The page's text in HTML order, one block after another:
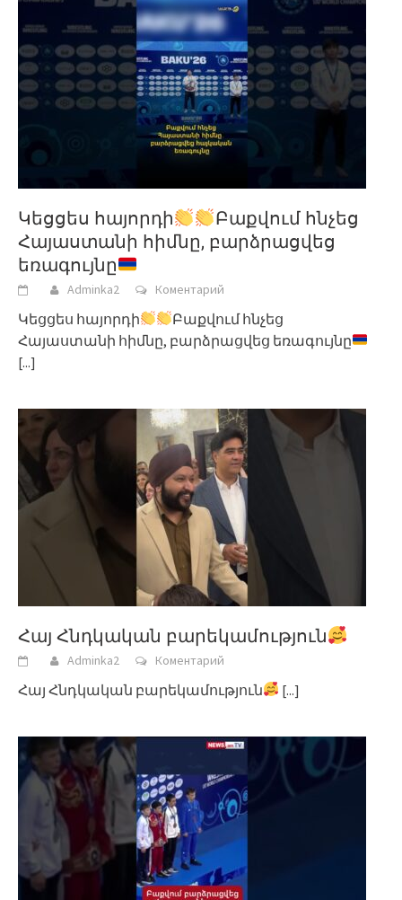
Կեցցես հայորդի
Բաքվում հնչեց
Հայաստանի հիմնը, բարձրացվեց
եռագույնը
Adminka2 Коментарий
Կեցցես հայորդի
Բաքվում հնչեց
Հայաստանի հիմնը, բարձրացվեց եռագույնը
[...]
Հայ Հնդկական բարեկամություն
Adminka2 Коментарий
Հայ Հնդկական բարեկամություն [...]